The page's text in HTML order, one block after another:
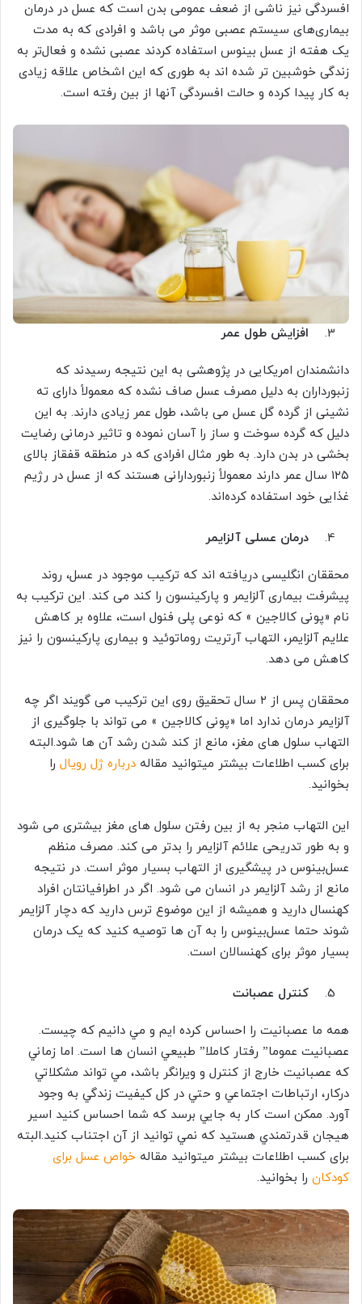
افسردگی نیز ناشی از ضعف عمومی بدن است که عسل در درمان
بیماری‌های سیستم عصبی موثر می باشد و افرادی که به مدت
یک هفته از عسل بینوس استفاده کردند عصبی نشده و فعال‌تر به
زندگی خوشبین تر شده اند به طوری که این اشخاص علاقه زیادی
به کار پیدا کرده و حالت افسردگی آنها از بین رفته است.
افزایش طول عمر
دانشمندان امریکایی در پژوهشی به این نتیجه رسیدند که
زنبورداران به دلیل مصرف عسل صاف نشده که معمولاً دارای ته
نشینی از گرده گل عسل می باشد، طول عمر زیادی دارند. به این
دلیل که گرده سوخت و ساز را آسان نموده و تاثیر درمانی رضایت
بخشی در بدن دارد. به طور مثال افرادی که در منطقه قفقاز بالای
۱۲۵ سال عمر دارند معمولاً زنبوردارانی هستند که از عسل در رژیم
غذایی خود استفاده کرده‌اند.
درمان عسلی آلزایمر
محققان انگلیسی دریافته اند که ترکیب موجود در عسل، روند
پیشرفت بیماری آلزایمر و پارکینسون را کند می کند. این ترکیب به
نام «پونی کالاجین » که نوعی پلی فنول است، علاوه بر کاهش
علایم آلزایمر، التهاب آرتریت روماتوئید و بیماری پارکینسون را نیز
کاهش می دهد.
محققان پس از ۲ سال تحقیق روی این ترکیب می گویند اگر چه
آلزایمر درمان ندارد اما «پونی کالاجین » می تواند با جلوگیری از
التهاب سلول های مغز، مانع از کند شدن رشد آن ها شود.البته
برای کسب اطلاعات بیشتر میتوانید مقاله درباره ژل رویال را
بخوانید.
این التهاب منجر به از بین رفتن سلول های مغز بیشتری می شود
و به طور تدریحی علائم آلزایمر را بدتر می کند. مصرف منظم
عسل‌بینوس در پیشگیری از التهاب بسیار موثر است. در نتیجه
مانع از رشد آلزایمر در انسان می شود. اگر در اطرافیانتان افراد
کهنسال دارید و همیشه از این موضوع ترس دارید که دچار آلزایمر
شوند حتما عسل‌بینوس را به آن ها توصیه کنید که یک درمان
بسیار موثر برای کهنسالان است.
کنترل عصبانت
همه ما عصبانيت را احساس كرده ايم و مي دانيم كه چيست.
عصبانيت عموما” رفتار كاملا” طبيعي انسان ها است. اما زماني
كه عصبانيت خارج از كنترل و ويرانگر باشد، مي تواند مشكلاتي
دركار، ارتباطات اجتماعي و حتي در كل كيفيت زندگي به وجود
آورد. ممكن است كار به جايي برسد كه شما احساس كنيد اسير
هيجان قدرتمندي هستيد كه نمي توانيد از آن اجتناب كنيد.البته
برای کسب اطلاعات بیشتر میتوانید مقاله خواص عسل برای
کودکان را بخوانید.